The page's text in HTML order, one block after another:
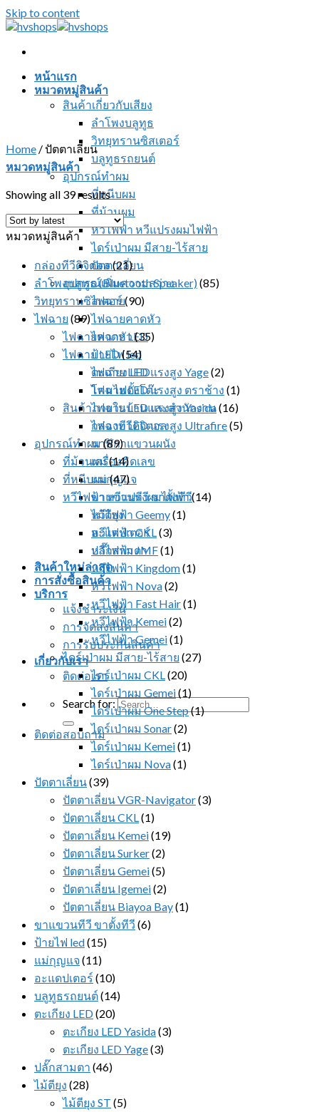
Skip to content
หน้าแรก
หมวดหมู่สินค้า
สินค้าเกี่ยวกับเสียง
ลำโพงบลูทูธ
วิทยุทรานซิสเตอร์
บลูทูธรถยนต์
อุปกรณ์ทำผม
ที่หนีบผม
ที่ม้วนผม
หวีไฟฟ้า หวีแปรงผมไฟฟ้า
ไดร์เป่าผม มีสาย-ไร้สาย
ปัตตาเลี่ยน
อุปกรณ์เพิ่มความสว่าง
ไฟฉาย
ไฟฉายคาดหัว
ไฟฉาย LED
ป้ายไฟ led
ตะเกียง LED
โคมไฟตั้งโต๊ะ
สินค้าภายในบ้านและสำนักงาน
กล่องทีวีดิจิตอล
นาฬิกาแขวนผนัง
เครื่องคิดเลข
แม่กุญแจ
ขาแขวนทีวี ขาตั้งทีวี
ไม้ตียุง
อะแดปเตอร์
ปลั๊กสามตา
สินค้าใหม่ล่าสุด
การสั่งซื้อสินค้า
บริการ
แจ้งชำระเงิน
การจัดส่งสินค้า
การรับประกันสินค้า
เกี่ยวกับเรา
ติดต่อเรา
Search for:
ติดต่อสอบถาม
Home /ปัตตาเลี่ยน
หมวดหมู่สินค้า
Showing all 39 results
หมวดหมู่สินค้า
กล่องทีวีดิจิตอล(21)
ลำโพงบลูทูธ (Bluetooth Speaker)(85)
วิทยุทรานซิสเตอร์(90)
ไฟฉาย (89)
ไฟฉายคาดหัว(35)
ไฟฉาย LED(54)
ไฟฉาย LED แรงสูง Yage(2)
ไฟฉาย LED แรงสูง ตราช้าง (1)
ไฟฉาย LED แรงสูง Yasida(16)
ไฟฉาย LED แรงสูง Ultrafire(5)
อุปกรณ์ทำผม(89)
ที่ม้วนผม(14)
ที่หนีบผม(47)
หวีไฟฟ้า หวีแปรงผมไฟฟ้า(14)
หวีไฟฟ้า Geemy(1)
หวีไฟฟ้า CKL(3)
หวีไฟฟ้า JMF(1)
หวีไฟฟ้า Kingdom(1)
หวีไฟฟ้า Nova(2)
หวีไฟฟ้า Fast Hair(1)
หวีไฟฟ้า Kemei(2)
หวีไฟฟ้า Gemei(1)
ไดร์เป่าผม มีสาย-ไร้สาย (27)
ไดร์เป่าผม CKL(20)
ไดร์เป่าผม Gemei(1)
ไดร์เป่าผม One Step(1)
ไดร์เป่าผม Sonar(2)
ไดร์เป่าผม Kemei(1)
ไดร์เป่าผม Nova(1)
ปัตตาเลี่ยน(39)
ปัตตาเลี่ยน VGR-Navigator(3)
ปัตตาเลี่ยน CKL(1)
ปัตตาเลี่ยน Kemei(19)
ปัตตาเลี่ยน Surker(2)
ปัตตาเลี่ยน Gemei(5)
ปัตตาเลี่ยน Igemei(2)
ปัตตาเลี่ยน Biayoa Bay(1)
ขาแขวนทีวี ขาตั้งทีวี (6)
ป้ายไฟ led(15)
แม่กุญแจ (11)
อะแดปเตอร์ (10)
บลูทูธรถยนต์(14)
ตะเกียง LED(20)
ตะเกียง LED Yasida(3)
ตะเกียง LED Yage(3)
ปลั๊กสามตา (46)
ไม้ตียุง (28)
ไม้ตียุง ST (5)